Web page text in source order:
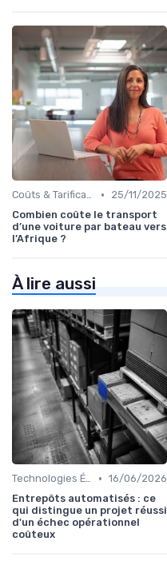
Coûts & Tarification •
25/11/2025
Combien coûte le transport
d’une voiture par bateau vers
l’Afrique ?
À lire aussi
Technologies Émergentes • 16/06/2026
Entrepôts automatisés : ce
qui distingue un projet réussi
d'un échec opérationnel
coûteux